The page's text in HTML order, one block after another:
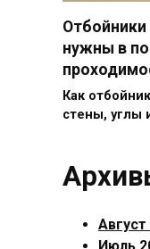
Отбойники
нужны в
Как
стены, углы
Август